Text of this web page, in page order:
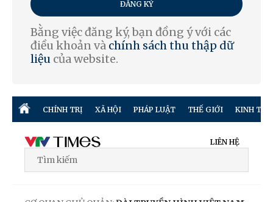
ĐĂNG KÝ
Bằng việc đăng ký, bạn đồng ý với các
điều khoản và chính sách thu thập dữ
liệu của website.
CHÍNH TRỊ XÃ HỘI PHÁP LUẬT THẾ GIỚI KINH TẾ
LIÊN HỆ